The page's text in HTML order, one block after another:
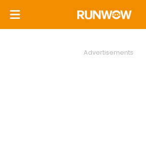
Advertisements